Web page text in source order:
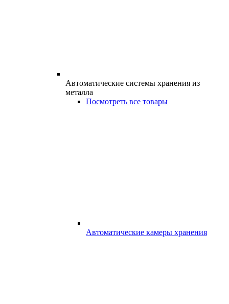
Автоматические системы хранения из
металла
Посмотреть все товары
Автоматические камеры хранения